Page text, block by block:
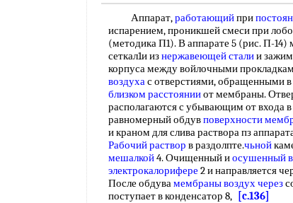
Аппарат,работающийпри
испарением, проникшей смеси при
(методика П1). В аппарате 5 (рис. П-
сеткал1и изнержавеющей сталии
корпуса между войлочными
воздухас отверстиями, обращенными в
близком расстоянииот мембраны.
располагаются с убывающим от входа
равномерный обдувповерхности
и краном для слива раствора пз
Рабочий раствор в раздолпте.чьной
мешалкой4. Очищенный иосушенный
электрокалорифере 2 и направляется
После обдувамембраны воздух через
поступает в конденсатор 8,
[c.136]